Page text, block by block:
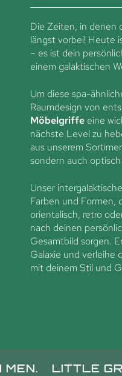
Die Zeiten, in denen
längst vorbei! Heute
– es ist dein
einem galaktischen
Um diese spa-
Raumdesign von
Möbelgriffe eine
nächste Level zu
aus unserem
sondern auch
Unser
Farben und Formen,
orientalisch, retro
nach deinen
Gesamtbild sorgen.
Galaxie und verleihe
mit deinem Stil und
GREEN